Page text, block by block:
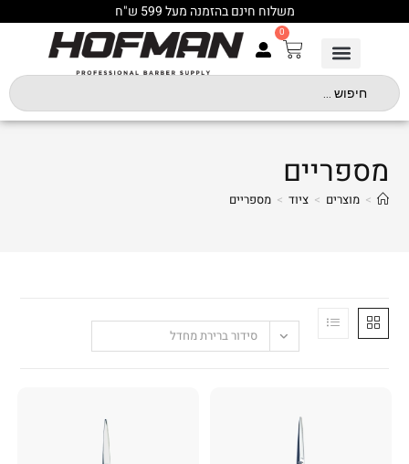
משלוח חינם בהזמנה מעל 599 ש"ח
0
מספריים
> מוצרים > ציוד > מספריים
סידור ברירת מחדל